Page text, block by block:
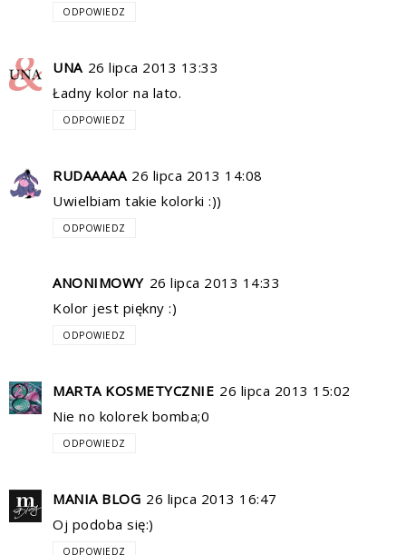
ODPOWIEDZ
UNA 26 lipca 2013 13:33
Ładny kolor na lato.
ODPOWIEDZ
RUDAAAAA 26 lipca 2013 14:08
Uwielbiam takie kolorki :))
ODPOWIEDZ
ANONIMOWY 26 lipca 2013 14:33
Kolor jest piękny :)
ODPOWIEDZ
MARTA KOSMETYCZNIE 26 lipca 2013 15:02
Nie no kolorek bomba;0
ODPOWIEDZ
MANIA BLOG 26 lipca 2013 16:47
Oj podoba się:)
ODPOWIEDZ